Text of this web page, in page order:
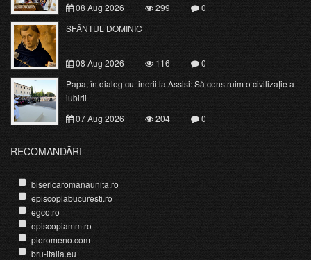
08 Aug 2026
299
0
SFÂNTUL DOMINIC
08 Aug 2026 116
0
Papa, în dialog cu tinerii la Assisi: Să construim o civilizație a
iubirii
07 Aug 2026
204 0
RECOMANDĂRI
bisericaromanaunita.ro
episcopiabucuresti.ro
egco.ro
episcopiamm.ro
pioromeno.com
bru-italia.eu